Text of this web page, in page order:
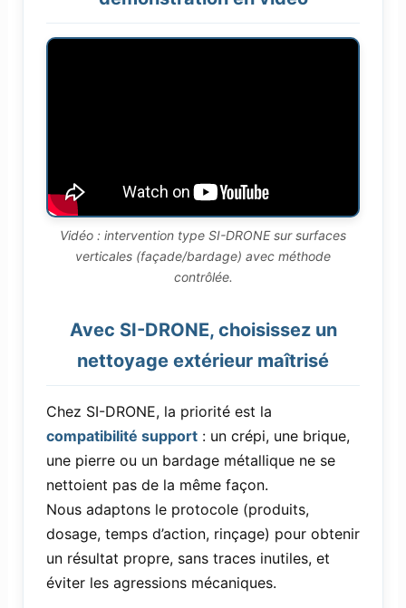
Vidéo : intervention type SI-DRONE sur surfaces
verticales (façade/bardage) avec méthode
contrôlée.
Avec SI-DRONE, choisissez un
nettoyage extérieur maîtrisé
Chez SI-DRONE, la priorité est la
compatibilité support: un crépi, une brique,
une pierre ou un bardage métallique ne se
nettoient pas de la même façon.
Nous adaptons le protocole (produits,
dosage, temps d’action, rinçage) pour obtenir
un résultat propre, sans traces inutiles, et
éviter les agressions mécaniques.